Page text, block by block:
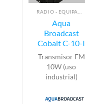
Aqua
Broadcast
Cobalt C-10-I
Transmisor FM
10W (uso
industrial)